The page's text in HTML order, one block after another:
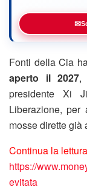
✉
Fonti della Cia
aperto il 2027,
presidente Xi
Liberazione,
mosse dirette già
Continua la
https://
evitata